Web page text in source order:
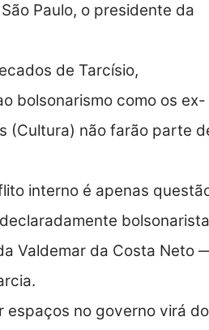
Paulo, o presidente da
de Tarcísio,
bolsonarismo como os ex-
(Cultura) não farão parte
interno é apenas
Valdemar da Costa Neto
espaços no governo virá do